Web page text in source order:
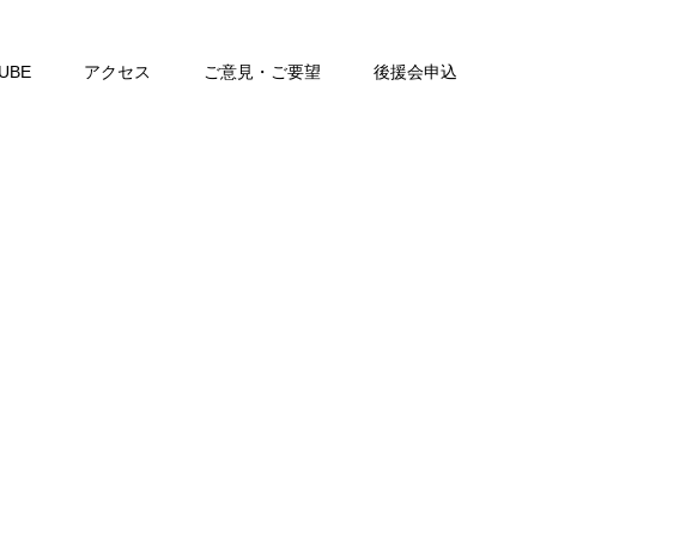
アクセス ご意見・ご要望 後援会申込